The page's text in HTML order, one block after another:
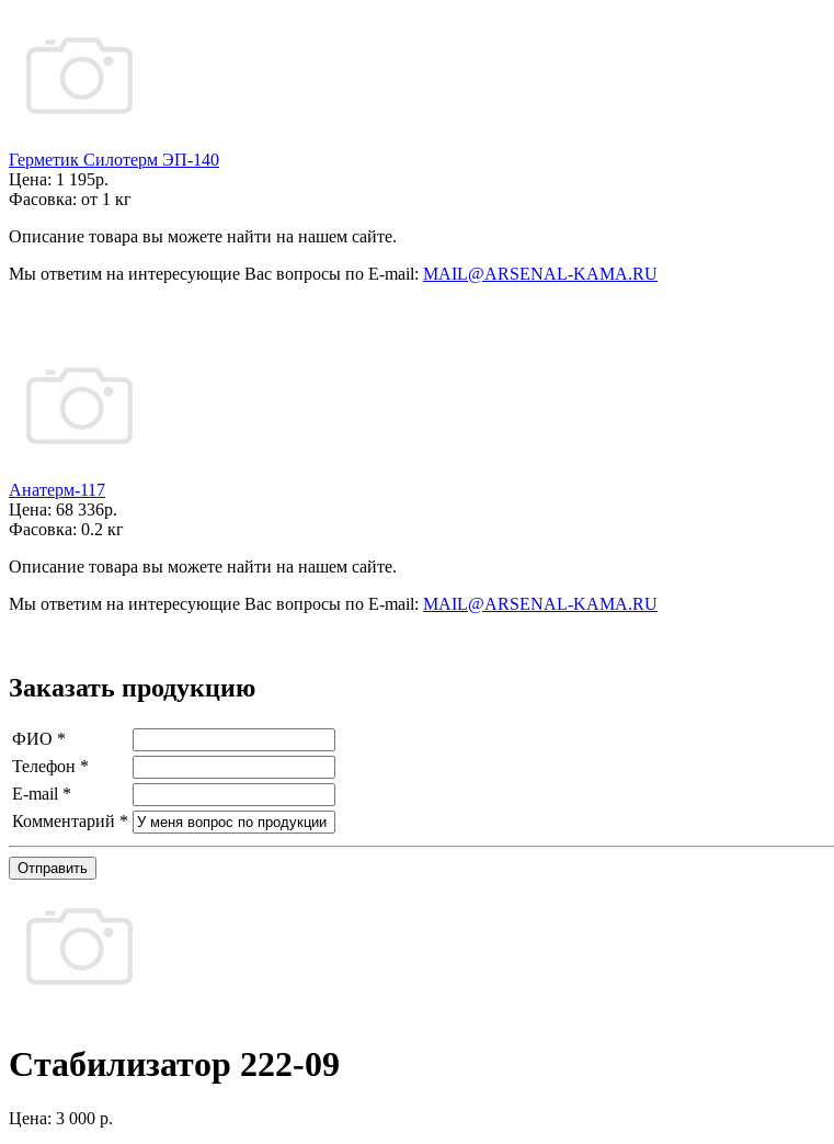
Герметик Силотерм ЭП-140
Цена: 1 195р.
Фасовка: от 1 кг
Описание товара вы можете найти на нашем сайте.
Мы ответим на интересующие Вас вопросы по E-mail: MAIL@ARSENAL-KAMA.RU
Анатерм-117
Цена: 68 336р.
Фасовка: 0.2 кг
Описание товара вы можете найти на нашем сайте.
Мы ответим на интересующие Вас вопросы по E-mail: MAIL@ARSENAL-KAMA.RU
Заказать продукцию
ФИО *
Телефон *
E-mail *
Комментарий *
Отправить
Стабилизатор 222-09
Цена: 3 000 р.